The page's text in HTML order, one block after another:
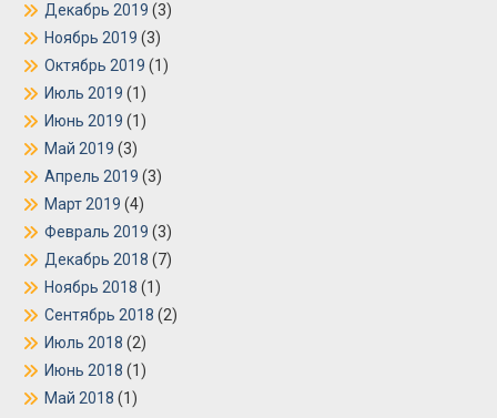
Декабрь 2019 (3)
Ноябрь 2019 (3)
Октябрь 2019 (1)
Июль 2019 (1)
Июнь 2019 (1)
Май 2019 (3)
Апрель 2019 (3)
Март 2019 (4)
Февраль 2019 (3)
Декабрь 2018 (7)
Ноябрь 2018 (1)
Сентябрь 2018 (2)
Июль 2018 (2)
Июнь 2018 (1)
Май 2018 (1)